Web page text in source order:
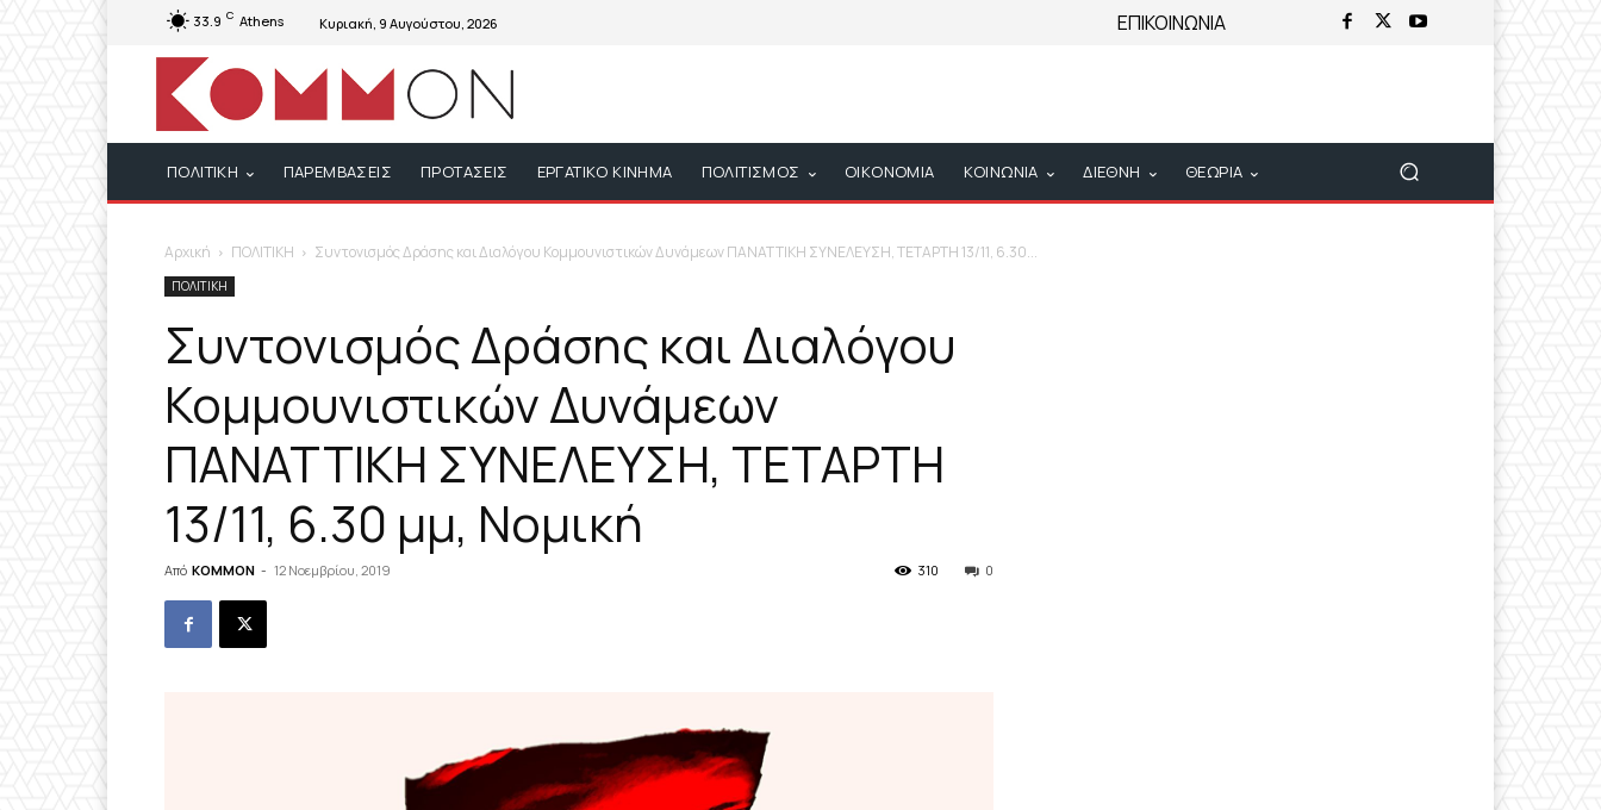
33.9 C Athens Κυριακή, 9 Αυγούστου, 2026 ΕΠΙΚΟΙΝΩΝΙΑ
ΠΟΛΙΤΙΚΗ ΠΑΡΕΜΒΑΣΕΙΣ ΠΡΟΤΑΣΕΙΣ ΕΡΓΑΤΙΚΟ ΚΙΝΗΜΑ ΠΟΛΙΤΙΣΜΟΣ ΟΙΚΟΝΟΜΙΑ ΚΟΙΝΩΝΙΑ ΔΙΕΘΝΗ ΘΕΩΡΙΑ
Αρχική ΠΟΛΙΤΙΚΗ Συντονισμός Δράσης και Διαλόγου Κομμουνιστικών Δυνάμεων ΠΑΝΑΤΤΙΚΗ ΣΥΝΕΛΕΥΣΗ, ΤΕΤΑΡΤΗ 13/11, 6.30...
ΠΟΛΙΤΙΚΗ
Συντονισμός Δράσης και Διαλόγου
Κομμουνιστικών Δυνάμεων
ΠΑΝΑΤΤΙΚΗ ΣΥΝΕΛΕΥΣΗ, ΤΕΤΑΡΤΗ
13/11, 6.30 μμ, Νομική
Από KOMMON - 12 Νοεμβρίου, 2019 0
310